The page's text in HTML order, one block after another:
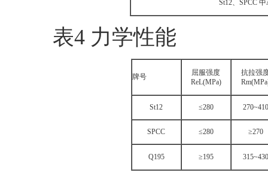
St12、SPCC
表4 力学性能
牌号
屈服强度
ReL(MPa)
抗拉强
St12 ≤280 270~410
SPCC ≤280 ≥270
Q195 ≥195 315~430